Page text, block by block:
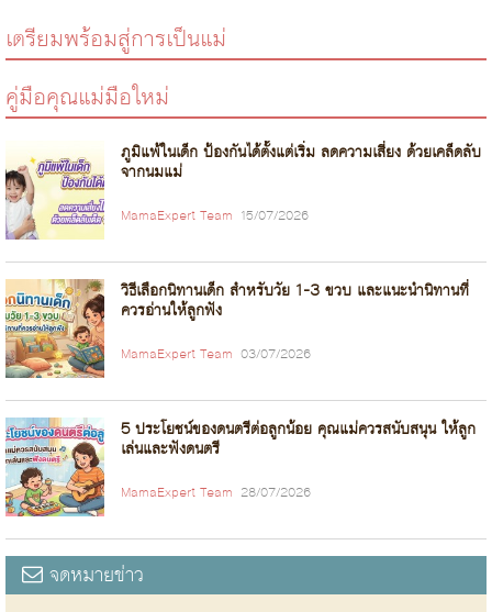
เตรียมพร้อมสู่การเป็นแม่
คู่มือคุณแม่มือใหม่
ภูมิแพ้ในเด็ก ป้องกันได้ตั้งแต่เริ่ม ลดความเสี่ยง ด้วยเคล็ดลับ
จากนมแม่
MamaExpert Team 15/07/2026
วิธีเลือกนิทานเด็ก สำหรับวัย 1-3 ขวบ และแนะนำนิทานที่
ควรอ่านให้ลูกฟัง
MamaExpert Team 03/07/2026
5 ประโยชน์ของดนตรีต่อลูกน้อย คุณแม่ควรสนับสนุน ให้ลูก
เล่นและฟังดนตรี
MamaExpert Team 28/07/2026
จดหมายข่าว